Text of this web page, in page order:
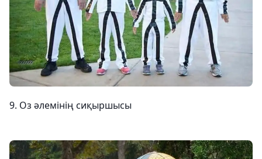
9. Оз әлемінің сиқыршысы